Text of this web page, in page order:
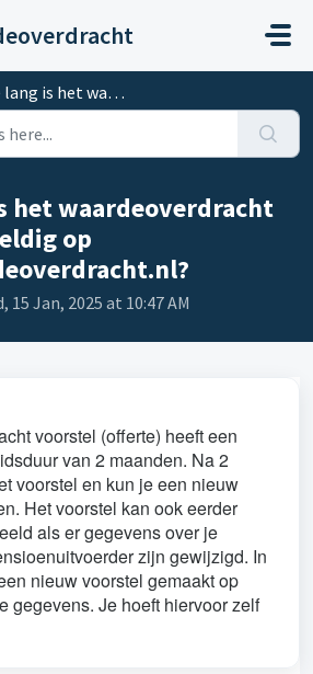
waardeoverdracht voorstel geldig op Mijnw...
het waardeoverdracht
op
15 Jan, 2025 at 10:47 AM
voorstel (offerte) heeft een
van 2 maanden. Na 2
voorstel en kun je een nieuw
Het voorstel kan ook eerder
als er gegevens over je
zijn gewijzigd. In
nieuw voorstel gemaakt op
gegevens. Je hoeft hiervoor zelf